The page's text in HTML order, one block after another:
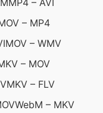
MP4 – AVI
– MP4
MOV – WMV
– MOV
MKV – FLV
WebM – MKV